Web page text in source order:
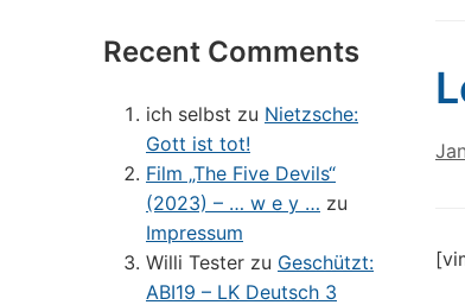
Recent Comments
ich selbst zu Nietzsche:
Gott ist tot!
Film „The Five Devils“
(2023) – … w e y … zu
Impressum
Willi Tester zu Geschützt:
ABI19 – LK Deutsch 3